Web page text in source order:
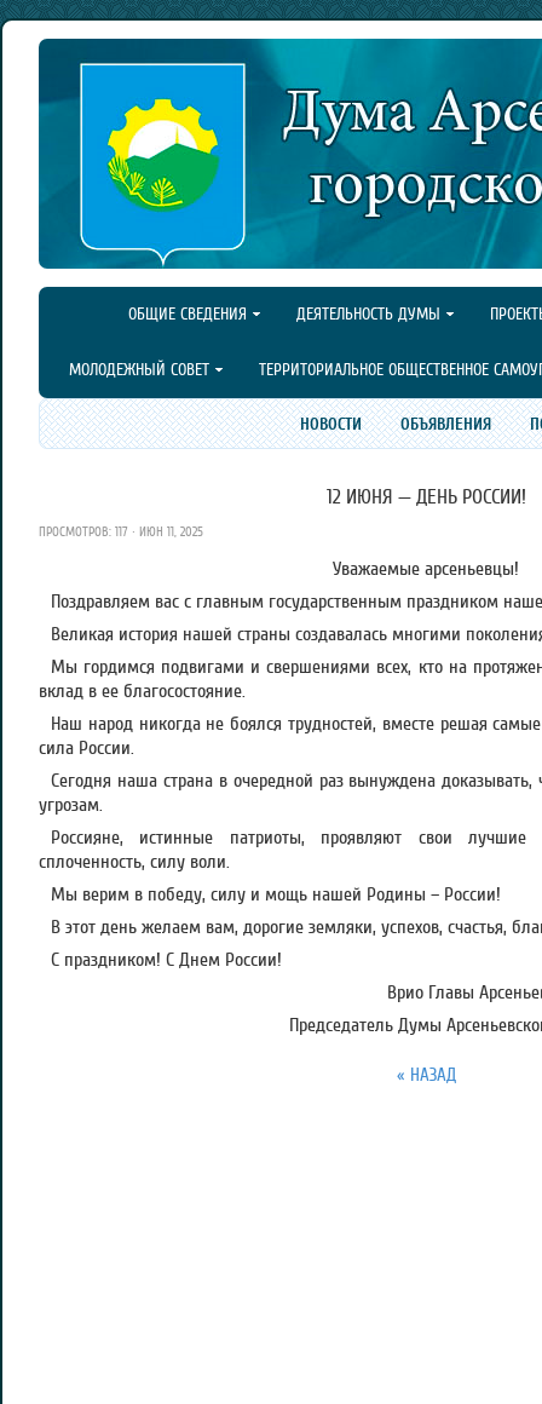
ОБЩИЕ СВЕДЕНИЯ ДЕЯТЕЛЬНОСТЬ ДУМЫ
МОЛОДЕЖНЫЙ СОВЕТ ТЕРРИТОРИАЛЬНОЕ ОБЩЕСТВЕННОЕ
НОВОСТИ ОБЪЯВЛЕНИЯ
12 ИЮНЯ — ДЕНЬ РОССИИ!
ПРОСМОТРОВ: 117 · ИЮН 11, 2025
Уважаемые арсеньевцы!
Поздравляем вас с главным государственным праздником
Великая история нашей страны создавалась многими
Мы гордимся подвигами и свершениями всех, кто на
вклад в ее благосостояние.
Наш народ никогда не боялся трудностей, вместе решая
сила России.
Сегодня наша страна в очередной раз вынуждена доказывать,
угрозам.
Россияне, истинные патриоты, проявляют свои лучшие
сплоченность, силу воли.
Мы верим в победу, силу и мощь нашей Родины – России!
В этот день желаем вам, дорогие земляки, успехов, счастья,
С праздником! С Днем России!
Врио Главы
Председатель Думы
« НАЗАД